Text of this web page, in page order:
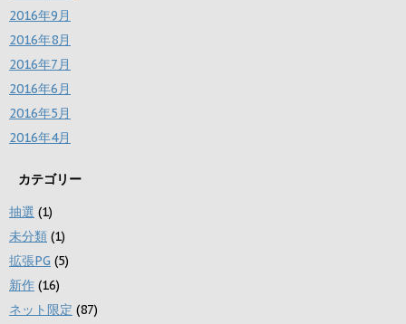
2016年9月
2016年8月
2016年7月
2016年6月
2016年5月
2016年4月
カテゴリー
抽選 (1)
未分類 (1)
拡張PG (5)
新作 (16)
ネット限定 (87)